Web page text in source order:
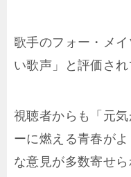
歌手のフォー・メ
い歌声」と評価され
視聴者からも「元
ーに燃える青春が
な意見が多数寄せ